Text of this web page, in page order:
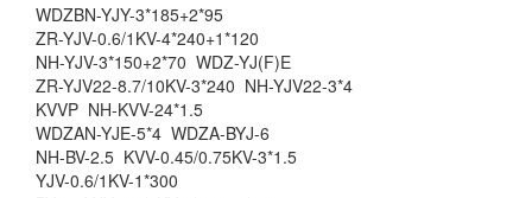
WDZBN-YJY-3*185+2*95
ZR-YJV-0.6/1KV-4*240+1*120
NH-YJV-3*150+2*70 WDZ-YJ(F)E
ZR-YJV22-8.7/10KV-3*240 NH-YJV22-3*4
KVVP NH-KVV-24*1.5
WDZAN-YJE-5*4 WDZA-BYJ-6
NH-BV-2.5 KVV-0.45/0.75KV-3*1.5
YJV-0.6/1KV-1*300